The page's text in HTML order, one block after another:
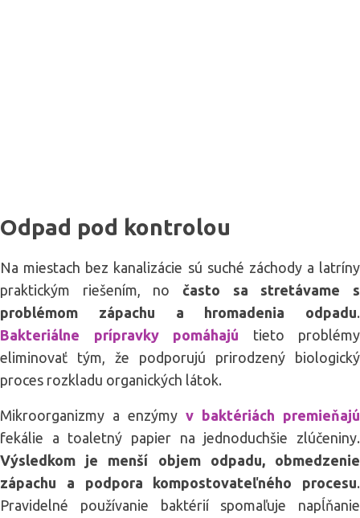
Odpad pod kontrolou
Na miestach bez kanalizácie sú suché záchody a latríny
praktickým riešením, no často sa stretávame s
problémom zápachu a hromadenia odpadu.
Bakteriálne prípravky pomáhajú tieto problémy
eliminovať tým, že podporujú prirodzený biologický
proces rozkladu organických látok.
Mikroorganizmy a enzýmy v baktériách premieňajú
fekálie a toaletný papier na jednoduchšie zlúčeniny.
Výsledkom je menší objem odpadu, obmedzenie
zápachu a podpora kompostovateľného procesu.
Pravidelné používanie baktérií spomaľuje napĺňanie